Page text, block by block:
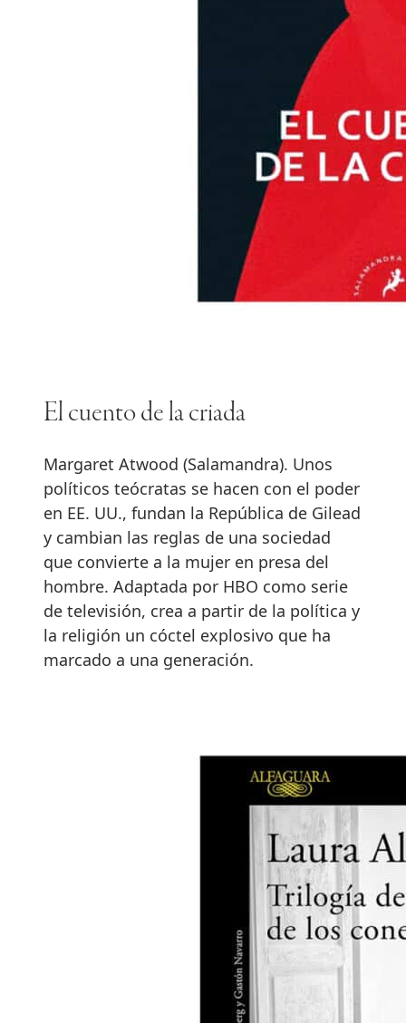
El cuento de la criada
Margaret Atwood (Salamandra). Unos
políticos teócratas se hacen con el poder
en EE. UU., fundan la República de Gilead
y cambian las reglas de una sociedad
que convierte a la mujer en presa del
hombre. Adaptada por HBO como serie
de televisión, crea a partir de la política y
la religión un cóctel explosivo que ha
marcado a una generación.